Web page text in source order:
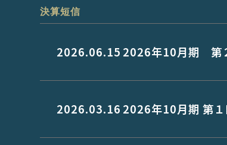
決算短信
2026.06.15 2026年10月期 第
2026.03.16 2026年10月期 第